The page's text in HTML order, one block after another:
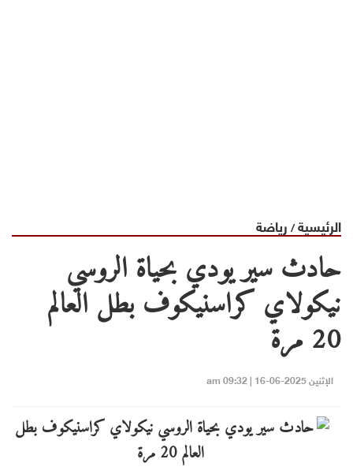
الرئيسية/ رياضة
حادث سير يودي بحياة الروسي
نيكولاي كراسنيكوف بطل العالم
20 مرة
الإثنين 2025-06-16 | 09:32 am